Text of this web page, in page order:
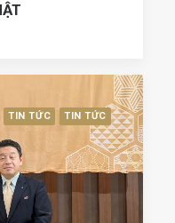
TIN TỨC TIN TỨC